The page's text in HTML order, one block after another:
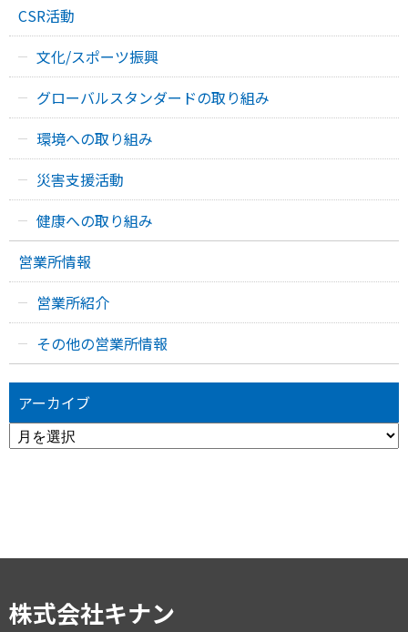
CSR活動
文化/スポーツ振興
グローバルスタンダードの取り組み
環境への取り組み
災害支援活動
健康への取り組み
営業所情報
営業所紹介
その他の営業所情報
アーカイブ
ア
ー
株式会社キナン